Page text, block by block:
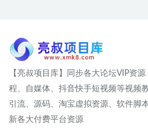
【亮叔项目库】同步各大论坛VIP资
程、自媒体、抖音快手短视频等视频
引流、源码、淘宝虚拟资源、软件脚
新各大付费平台资源